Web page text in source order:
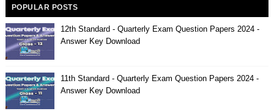
POPULAR POSTS
12th Standard - Quarterly Exam Question Papers 2024 -
Answer Key Download
11th Standard - Quarterly Exam Question Papers 2024 -
Answer Key Download